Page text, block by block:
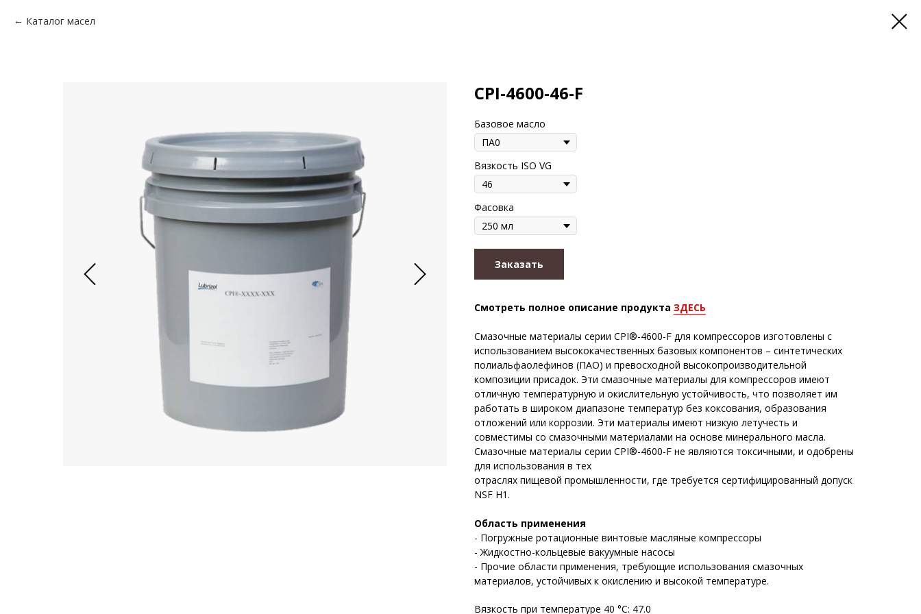
Каталог масел
CPI-4600-46-F
Базовое масло
Вязкость ISO VG
Фасовка
Заказать
Смотреть полное описание продукта ЗДЕСЬ
Смазочные материалы серии CPI®-4600-F для компрессоров изготовлены с
использованием высококачественных базовых компонентов – синтетических
полиальфаолефинов (ПАО) и превосходной высокопроизводительной
композиции присадок. Эти смазочные материалы для компрессоров имеют
отличную температурную и окислительную устойчивость, что позволяет им
работать в широком диапазоне температур без коксования, образования
отложений или коррозии. Эти материалы имеют низкую летучесть и
совместимы со смазочными материалами на основе минерального масла.
Смазочные материалы серии CPI®-4600-F не являются токсичными, и одобрены
для использования в тех
отраслях пищевой промышленности, где требуется сертифицированный допуск
NSF H1.
Область применения
- Погружные ротационные винтовые масляные компрессоры
- Жидкостно-кольцевые вакуумные насосы
- Прочие области применения, требующие использования смазочных
материалов, устойчивых к окислению и высокой температуре.
Вязкость при температуре 40 °С: 47.0